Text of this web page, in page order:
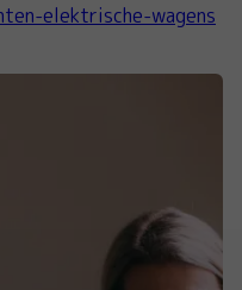
elektrische-wagens